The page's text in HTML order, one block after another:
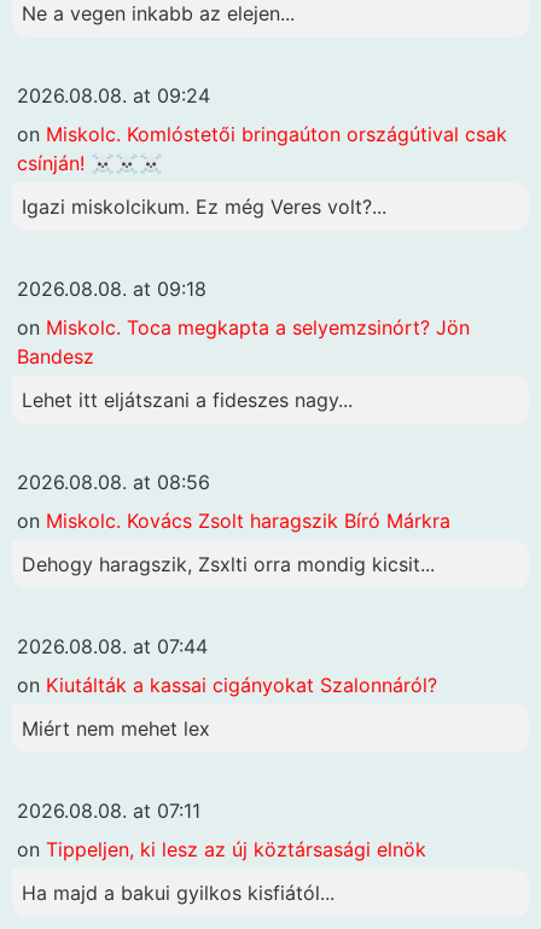
Ne a vegen inkabb az elejen...
2026.08.08. at 09:24
on Miskolc. Komlóstetői bringaúton országútival csak
csínján! ☠️☠️☠️
Igazi miskolcikum. Ez még Veres volt?...
2026.08.08. at 09:18
on Miskolc. Toca megkapta a selyemzsinórt? Jön
Bandesz
Lehet itt eljátszani a fideszes nagy...
2026.08.08. at 08:56
on Miskolc. Kovács Zsolt haragszik Bíró Márkra
Dehogy haragszik, Zsxlti orra mondig kicsit...
2026.08.08. at 07:44
on Kiutálták a kassai cigányokat Szalonnáról?
Miért nem mehet lex
2026.08.08. at 07:11
on Tippeljen, ki lesz az új köztársasági elnök
Ha majd a bakui gyilkos kisfiától...